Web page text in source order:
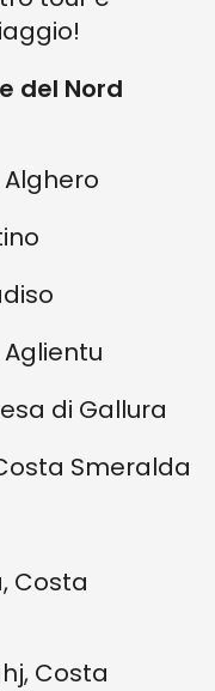
del Nord
Aglientu
di Gallura
Smeralda
Costa
Costa